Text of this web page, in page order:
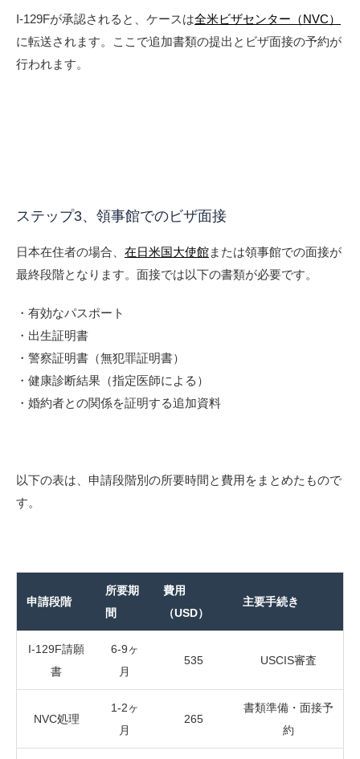
I-129Fが承認されると、ケースは全米ビザセンター（NVC）
に転送されます。ここで追加書類の提出とビザ面接の予約が
行われます。
ステップ3、領事館でのビザ面接
日本在住者の場合、 在日米国大使館または領事館での面接が
最終段階となります。面接では以下の書類が必要です。
・有効なパスポート
・出生証明書
・警察証明書（無犯罪証明書）
・健康診断結果（指定医師による）
・婚約者との関係を証明する追加資料
以下の表は、申請段階別の所要時間と費用をまとめたもので
す。
申請段階
所要期
間
費用
（USD）
主要手続き
I-129F請願
書
6-9ヶ
月
535 USCIS審査
NVC処理
1-2ヶ
月
265
書類準備・面接予
約